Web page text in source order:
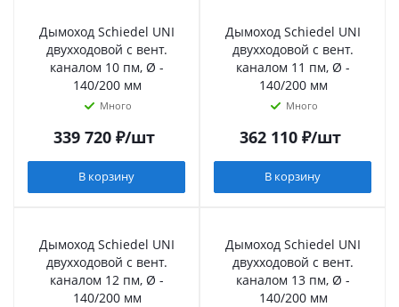
Дымоход Schiedel UNI
двухходовой с вент.
каналом 10 пм, Ø -
140/200 мм
Много
339 720₽/шт
В корзину
Дымоход Schiedel UNI
двухходовой с вент.
каналом 11 пм, Ø -
140/200 мм
Много
362 110₽/шт
В корзину
Дымоход Schiedel UNI
двухходовой с вент.
каналом 12 пм, Ø -
140/200 мм
Дымоход Schiedel UNI
двухходовой с вент.
каналом 13 пм, Ø -
140/200 мм